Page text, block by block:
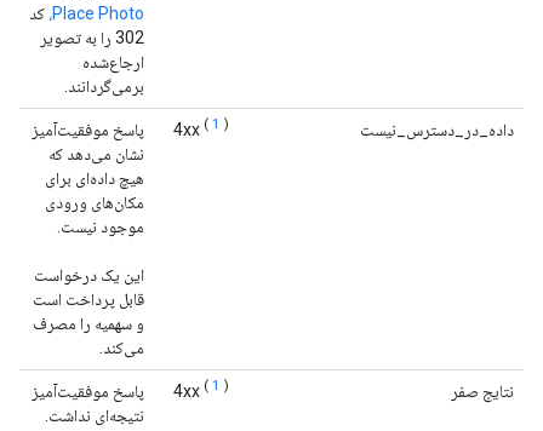
Place Photo، کد
302 را به تصویر
ارجاع‌شده
برمی‌گردانند.
داده_در_دسترس_نیست 4xx ( 1 )
پاسخ موفقیت‌آمیز
نشان می‌دهد که
هیچ داده‌ای برای
مکان‌های ورودی
موجود نیست.
این یک درخواست
قابل پرداخت است
و سهمیه را مصرف
می‌کند.
نتایج صفر 4xx ( 1 )
پاسخ موفقیت‌آمیز
نتیجه‌ای نداشت.